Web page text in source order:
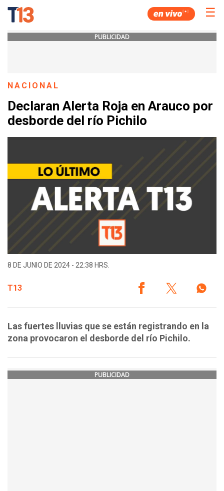
☰
PUBLICIDAD
NACIONAL
Declaran Alerta Roja en Arauco por
desborde del río Pichilo
8 DE JUNIO DE 2024 - 22:38 HRS.
T13
Las fuertes lluvias que se están registrando en la
zona provocaron el desborde del río Pichilo.
PUBLICIDAD